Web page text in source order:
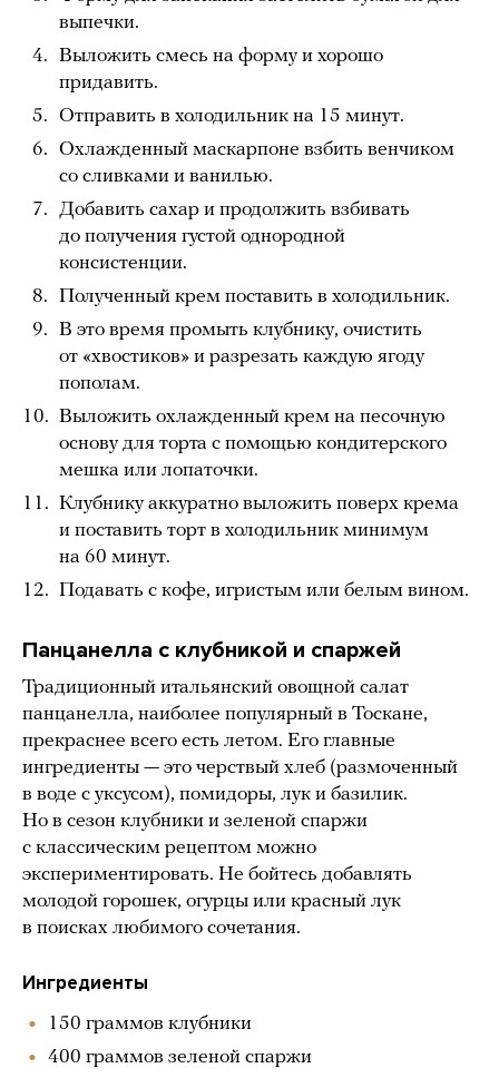
выпечки.
Выложить смесь на форму и хорошо
придавить.
Отправить в холодильник на 15 минут.
Охлажденный маскарпоне взбить венчиком
со сливками и ванилью.
Добавить сахар и продолжить взбивать
до получения густой однородной
консистенции.
Полученный крем поставить в холодильник.
В это время промыть клубнику, очистить
от «хвостиков» и разрезать каждую ягоду
пополам.
Выложить охлажденный крем на песочную
основу для торта с помощью кондитерского
мешка или лопаточки.
Клубнику аккуратно выложить поверх крема
и поставить торт в холодильник минимум
на 60 минут.
Подавать с кофе, игристым или белым вином.
Панцанелла с клубникой и спаржей
Традиционный итальянский овощной салат
панцанелла, наиболее популярный в Тоскане,
прекраснее всего есть летом. Его главные
ингредиенты — это черствый хлеб (размоченный
в воде с уксусом), помидоры, лук и базилик.
Но в сезон клубники и зеленой спаржи
с классическим рецептом можно
экспериментировать. Не бойтесь добавлять
молодой горошек, огурцы или красный лук
в поисках любимого сочетания.
Ингредиенты
150 граммов клубники
400 граммов зеленой спаржи